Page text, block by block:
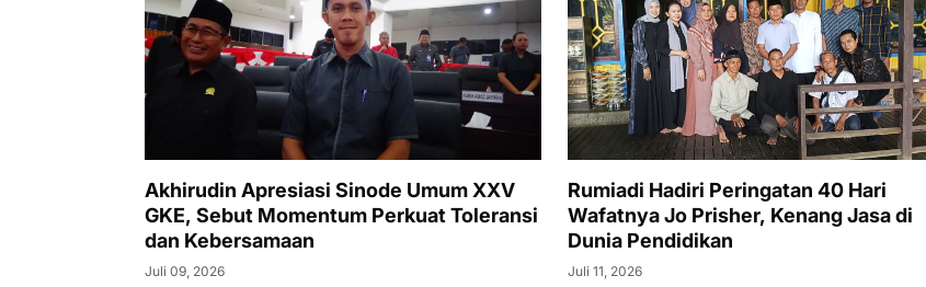
Akhirudin Apresiasi Sinode Umum XXV
GKE, Sebut Momentum Perkuat Toleransi
dan Kebersamaan
Juli 09, 2026
Rumiadi Hadiri Peringatan 40 Hari
Wafatnya Jo Prisher, Kenang Jasa di
Dunia Pendidikan
Juli 11, 2026